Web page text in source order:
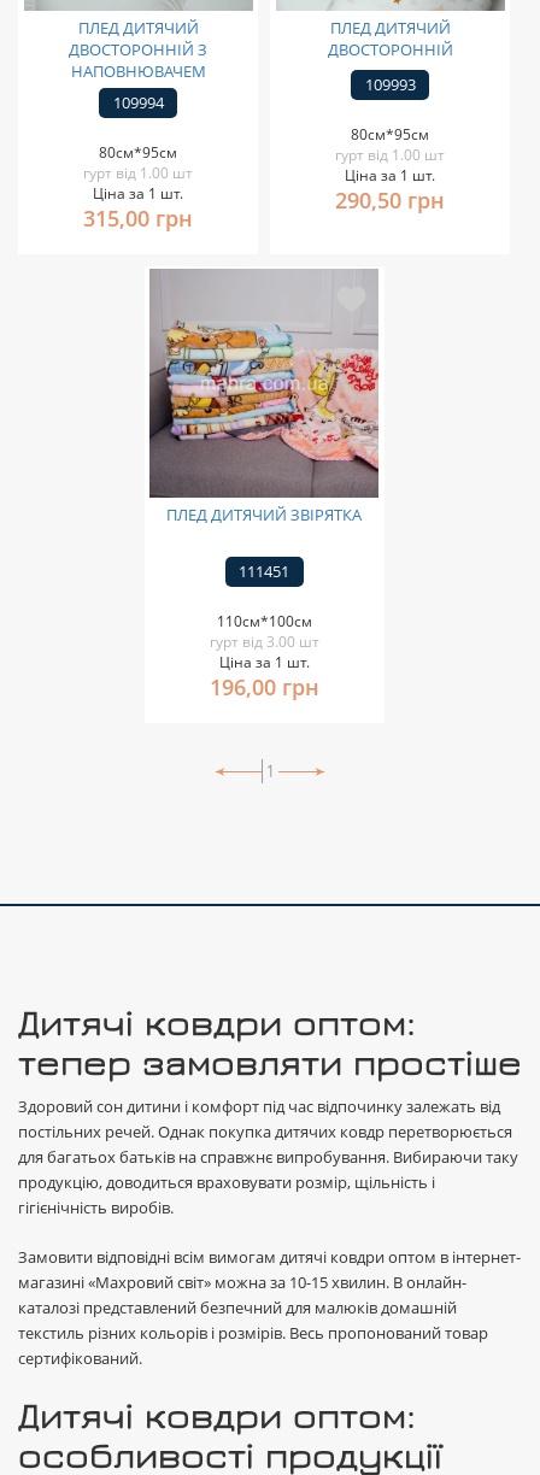
ПЛЕД ДИТЯЧИЙ
ДВОСТОРОННІЙ З
НАПОВНЮВАЧЕМ
109994
80см*95см
гурт від 1.00 шт
Ціна за 1 шт.
315,00 грн
ПЛЕД ДИТЯЧИЙ
ДВОСТОРОННІЙ
109993
80см*95см
гурт від 1.00 шт
Ціна за 1 шт.
290,50 грн
ПЛЕД ДИТЯЧИЙ ЗВІРЯТКА
111451
110см*100см
гурт від 3.00 шт
Ціна за 1 шт.
196,00 грн
1
Дитячі ковдри оптом:
тепер замовляти простіше
Здоровий сон дитини і комфорт під час відпочинку залежать від
постільних речей. Однак покупка дитячих ковдр перетворюється
для багатьох батьків на справжнє випробування. Вибираючи таку
продукцію, доводиться враховувати розмір, щільність і
гігієнічність виробів.
Замовити відповідні всім вимогам дитячі ковдри оптом в інтернет-
магазині «Махровий світ» можна за 10-15 хвилин. В онлайн-
каталозі представлений безпечний для малюків домашній
текстиль різних кольорів і розмірів. Весь пропонований товар
сертифікований.
Дитячі ковдри оптом:
особливості продукції